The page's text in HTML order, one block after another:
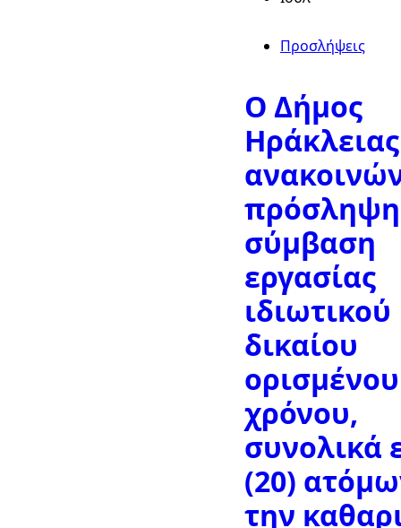
Προσλήψεις
Ο Δήμος
Ηράκλειας
σύμβαση
εργασίας
ιδιωτικού
δικαίου
ορισμένου
χρόνου,
συνολικά
(20)
την